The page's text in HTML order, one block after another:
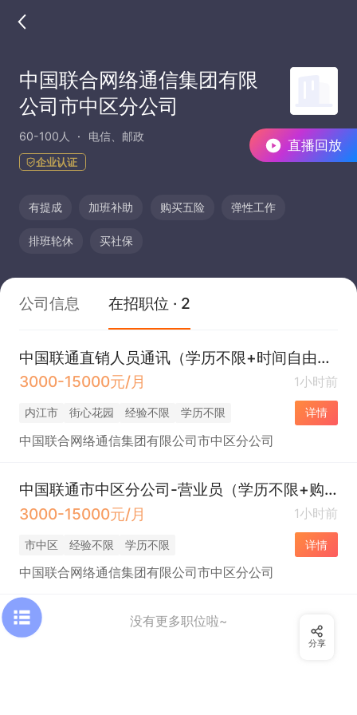
直播回放
中国联合网络通信集团有限
公司市中区分公司
60-100人 电信、邮政
企业认证
有提成 加班补助 购买五险 弹性工作
排班轮休 买社保
公司信息 在招职位 · 2
中国联通直销人员通讯（学历不限+时间自由+提成）
3000-15000元/月
1小时前
内江市 街心花园 经验不限 学历不限 详情
中国联合网络通信集团有限公司市中区分公司
中国联通市中区分公司-营业员（学历不限+购社保+月休8天）
3000-15000元/月
1小时前
市中区 经验不限 学历不限 详情
中国联合网络通信集团有限公司市中区分公司
没有更多职位啦~
分享